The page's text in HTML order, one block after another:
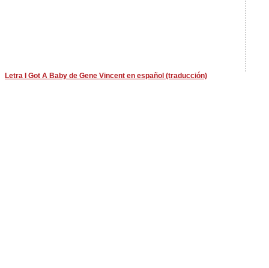
Letra I Got A Baby de Gene Vincent en español (traducción)